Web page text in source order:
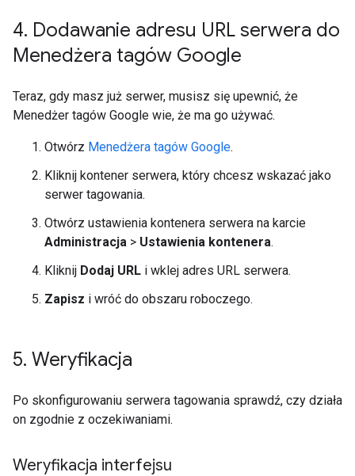
4. Dodawanie adresu URL serwera do
Menedżera tagów Google
Teraz, gdy masz już serwer, musisz się upewnić, że
Menedżer tagów Google wie, że ma go używać.
Otwórz Menedżera tagów Google.
Kliknij kontener serwera, który chcesz wskazać jako
serwer tagowania.
Otwórz ustawienia kontenera serwera na karcie
Administracja > Ustawienia kontenera.
Kliknij Dodaj URL i wklej adres URL serwera.
Zapisz i wróć do obszaru roboczego.
5. Weryfikacja
Po skonfigurowaniu serwera tagowania sprawdź, czy działa
on zgodnie z oczekiwaniami.
Weryfikacja interfejsu